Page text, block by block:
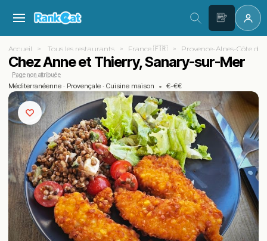
Accueil Tous les restaurants France 🇫🇷 Provence-Alpes-Côte
Chez Anne et Thierry, Sanary-sur-Mer
Page non attribuée
Méditerranéenne · Provençale · Cuisine maison • €-€€